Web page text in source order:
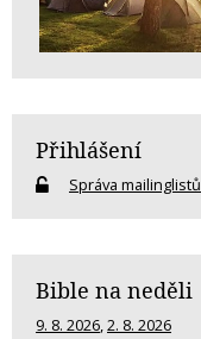
Přihlášení
Správa mailinglistů
Bible na neděli
9. 8. 2026,2. 8. 2026